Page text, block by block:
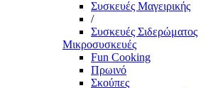
Συσκευές Μαγειρικής
/
Συσκευές Σιδερώματος
Μικροσυσκευές
Fun Cooking
Πρωινό
Σκούπες